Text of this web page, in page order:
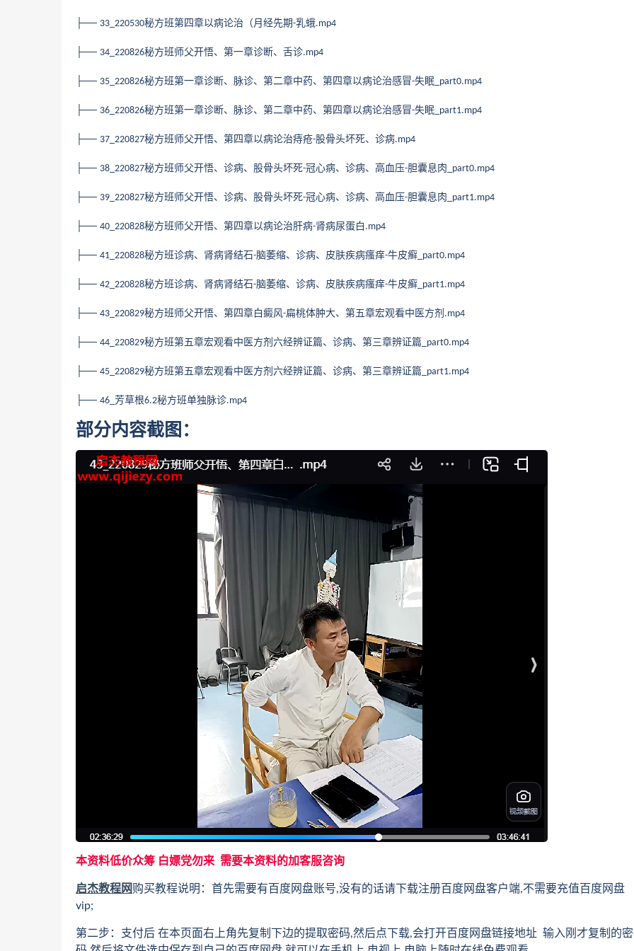
├── 33_220530秘方班第四章以病论治（月经先期-乳蛾.mp4
├── 34_220826秘方班师父开悟、第一章诊断、舌诊.mp4
├── 35_220826秘方班第一章诊断、脉诊、第二章中药、第四章以病论治感冒-失眠 _part0.mp4
├── 36_220826秘方班第一章诊断、脉诊、第二章中药、第四章以病论治感冒-失眠 _part1.mp4
├── 37_220827秘方班师父开悟、第四章以病论治痔疮-股骨头坏死、诊病.mp4
├── 38_220827秘方班师父开悟、诊病、股骨头坏死-冠心病、诊病、高血压-胆囊息肉 _part0.mp4
├── 39_220827秘方班师父开悟、诊病、股骨头坏死-冠心病、诊病、高血压-胆囊息肉 _part1.mp4
├── 40_220828秘方班师父开悟、第四章以病论治肝病-肾病尿蛋白 .mp4
├── 41_220828秘方班诊病、肾病肾结石-脑萎缩、诊病、皮肤疾病瘙痒-牛皮癣 _part0.mp4
├── 42_220828秘方班诊病、肾病肾结石-脑萎缩、诊病、皮肤疾病瘙痒-牛皮癣 _part1.mp4
├── 43_220829秘方班师父开悟、第四章白癜风-扁桃体肿大、第五章宏观看中医方剂 .mp4
├── 44_220829秘方班第五章宏观看中医方剂六经辨证篇、诊病、第三章辨证篇 _part0.mp4
├── 45_220829秘方班第五章宏观看中医方剂六经辨证篇、诊病、第三章辨证篇 _part1.mp4
├── 46_ 芳草根6.2秘方班单独脉诊.mp4
部分内容截图：
本资料低价众筹 白嫖党勿来 需要本资料的加客服咨询
启杰教程网购买教程说明：首先需要有百度网盘账号,没有的话请下载注册百度网盘客户端,不需要充值百度网盘
vip;
第二步：支付后 在本页面右上角先复制下边的提取密码,然后点下载,会打开百度网盘链接地址 输入刚才复制的密